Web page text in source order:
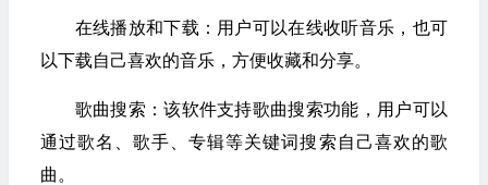
在线播放和下载：用户可以在线收听音乐，也可
以下载自己喜欢的音乐，方便收藏和分享。
歌曲搜索：该软件支持歌曲搜索功能，用户可以
通过歌名、歌手、专辑等关键词搜索自己喜欢的歌
曲。